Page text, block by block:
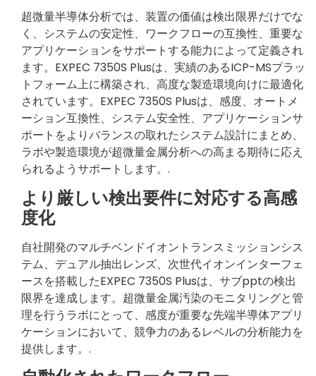
超微量半導体分析では、装置の価値は検出限界だけでな
く、システムの安定性、ワークフローの互換性、重要な
アプリケーションをサポートする能力によって定義され
ます。EXPEC 7350S Plusは、実績のあるICP-MSプラッ
トフォーム上に構築され、高度な製造環境向けに最適化
されています。EXPEC 7350S Plusは、感度、オートメ
ーション互換性、システム安全性、アプリケーションサ
ポートをよりバランスの取れたシステム設計にまとめ、
ラボや製造環境が超微量金属分析への高まる期待に応え
られるようサポートします。.
より厳しい検出要件に対応する高感
度化
自社開発のマルチベンドイオントランスミッションシス
テム、デュアル抽出レンズ、次世代イオンインターフェ
ースを搭載したEXPEC 7350S Plusは、サブpptの検出
限界を達成します。超微量金属汚染のモニタリングと管
理を行うラボにとって、感度が重要な先端半導体アプリ
ケーションにおいて、競争力のあるレベルの分析能力を
提供します。.